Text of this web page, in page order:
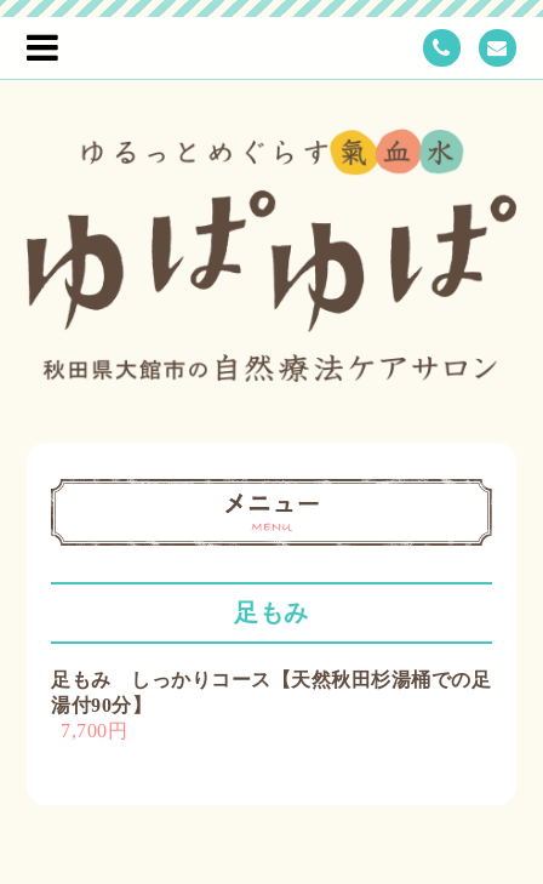
足もみ
足もみ しっかりコース【天然秋田杉湯桶での足
湯付90分】
7,700円